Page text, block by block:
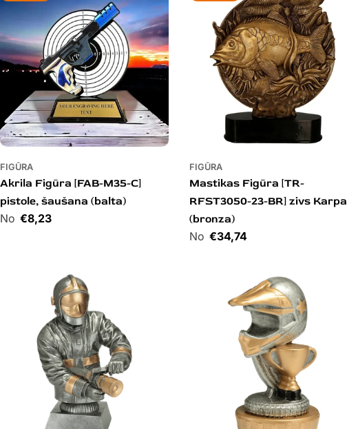
FIGŪRA
Akrila Figūra [FAB-M35-C]
pistole, šaušana (balta)
Cena€8,23
FIGŪRA
Mastikas Figūra [TR-
RFST3050-23-BR] zivs Karpa
(bronza)
Cena€34,74